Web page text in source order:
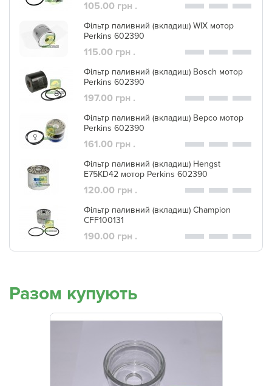
105.00 грн .
Фільтр паливний (вкладиш) WIX мотор
Perkins 602390
115.00 грн .
Фільтр паливний (вкладиш) Bosch мотор
Perkins 602390
197.00 грн .
Фільтр паливний (вкладиш) Bepco мотор
Perkins 602390
161.00 грн .
Фільтр паливний (вкладиш) Hengst
E75KD42 мотор Perkins 602390
120.00 грн .
Фільтр паливний (вкладиш) Champion
CFF100131
190.00 грн .
Разом купують